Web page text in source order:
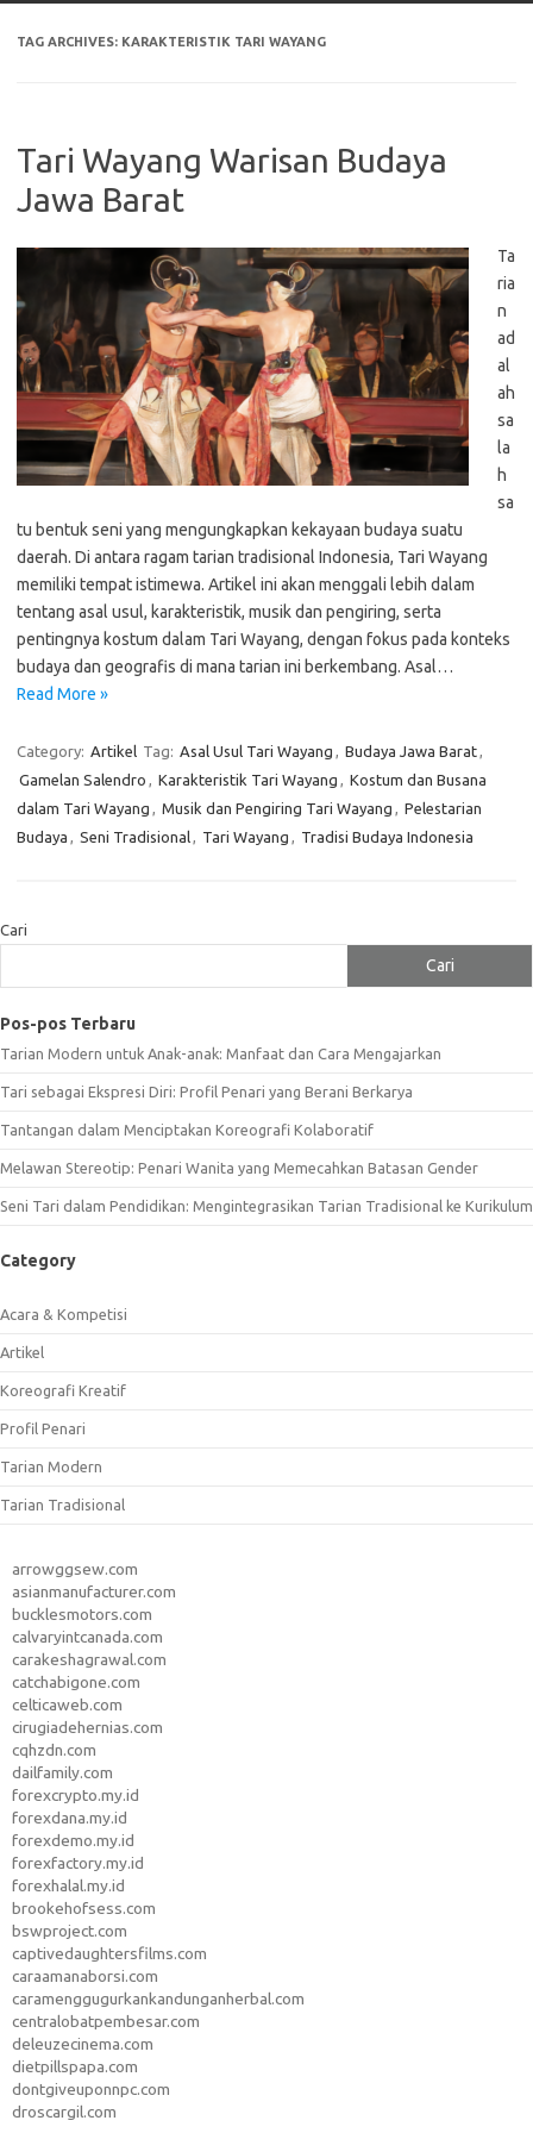
TAG ARCHIVES: KARAKTERISTIK TARI WAYANG
Tari Wayang Warisan Budaya
Jawa Barat
Ta
ria
n
ad
al
ah
sa
la
h
sa
tu bentuk seni yang mengungkapkan kekayaan budaya suatu
daerah. Di antara ragam tarian tradisional Indonesia, Tari Wayang
memiliki tempat istimewa. Artikel ini akan menggali lebih dalam
tentang asal usul, karakteristik, musik dan pengiring, serta
pentingnya kostum dalam Tari Wayang, dengan fokus pada konteks
budaya dan geografis di mana tarian ini berkembang. Asal…
Read More »
Category: Artikel Tag: Asal Usul Tari Wayang , Budaya Jawa Barat,
Gamelan Salendro , Karakteristik Tari Wayang , Kostum dan Busana
dalam Tari Wayang , Musik dan Pengiring Tari Wayang , Pelestarian
Budaya , Seni Tradisional, Tari Wayang , Tradisi Budaya Indonesia
Cari
Cari
Pos-pos Terbaru
Tarian Modern untuk Anak-anak: Manfaat dan Cara Mengajarkan
Tari sebagai Ekspresi Diri: Profil Penari yang Berani Berkarya
Tantangan dalam Menciptakan Koreografi Kolaboratif
Melawan Stereotip: Penari Wanita yang Memecahkan Batasan Gender
Seni Tari dalam Pendidikan: Mengintegrasikan Tarian Tradisional ke Kurikulum
Category
Acara & Kompetisi
Artikel
Koreografi Kreatif
Profil Penari
Tarian Modern
Tarian Tradisional
arrowggsew.com
asianmanufacturer.com
bucklesmotors.com
calvaryintcanada.com
carakeshagrawal.com
catchabigone.com
celticaweb.com
cirugiadehernias.com
cqhzdn.com
dailfamily.com
forexcrypto.my.id
forexdana.my.id
forexdemo.my.id
forexfactory.my.id
forexhalal.my.id
brookehofsess.com
bswproject.com
captivedaughtersfilms.com
caraamanaborsi.com
caramenggugurkankandunganherbal.com
centralobatpembesar.com
deleuzecinema.com
dietpillspapa.com
dontgiveuponnpc.com
droscargil.com